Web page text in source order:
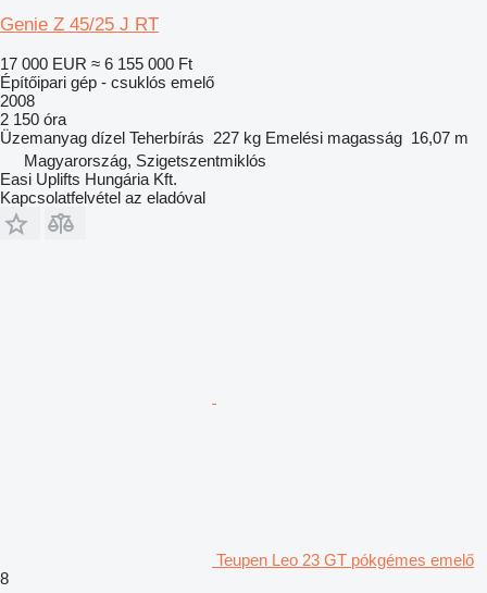
Genie Z 45/25 J RT
17 000 EUR ≈ 6 155 000 Ft
Építőipari gép - csuklós emelő
2008
2 150 óra
Üzemanyag dízel Teherbírás 227 kg Emelési magasság 16,07 m
Magyarország, Szigetszentmiklós
Easi Uplifts Hungária Kft.
Kapcsolatfelvétel az eladóval
Teupen Leo 23 GT pókgémes emelő
8